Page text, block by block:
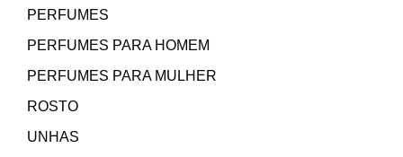
PERFUMES
PERFUMES PARA HOMEM
PERFUMES PARA MULHER
ROSTO
UNHAS